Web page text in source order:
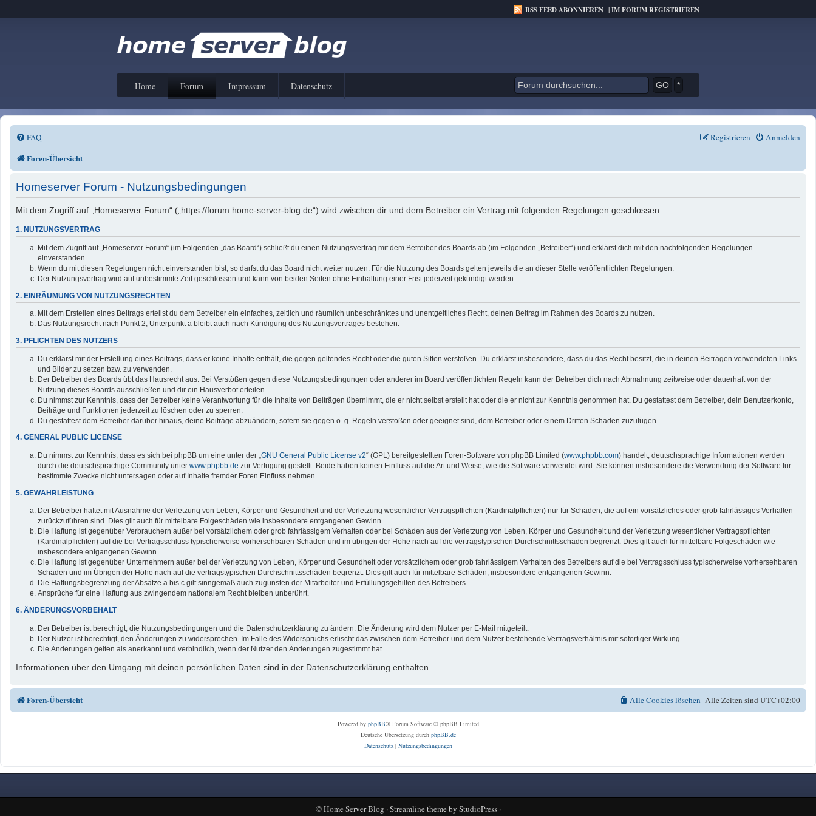
RSS FEED ABONNIEREN |IM FORUM REGISTRIEREN
Home Forum Impressum Datenschutz *
FAQ Anmelden
Registrieren
Foren-Übersicht
Homeserver Forum - Nutzungsbedingungen
Mit dem Zugriff auf „Homeserver Forum“ („https://forum.home-server-blog.de“) wird zwischen dir und dem Betreiber ein Vertrag mit folgenden Regelungen geschlossen:
1. NUTZUNGSVERTRAG
Mit dem Zugriff auf „Homeserver Forum“ (im Folgenden „das Board“) schließt du einen Nutzungsvertrag mit dem Betreiber des Boards ab (im Folgenden „Betreiber“) und erklärst dich mit den nachfolgenden Regelungen
einverstanden.
Wenn du mit diesen Regelungen nicht einverstanden bist, so darfst du das Board nicht weiter nutzen. Für die Nutzung des Boards gelten jeweils die an dieser Stelle veröffentlichten Regelungen.
Der Nutzungsvertrag wird auf unbestimmte Zeit geschlossen und kann von beiden Seiten ohne Einhaltung einer Frist jederzeit gekündigt werden.
2. EINRÄUMUNG VON NUTZUNGSRECHTEN
Mit dem Erstellen eines Beitrags erteilst du dem Betreiber ein einfaches, zeitlich und räumlich unbeschränktes und unentgeltliches Recht, deinen Beitrag im Rahmen des Boards zu nutzen.
Das Nutzungsrecht nach Punkt 2, Unterpunkt a bleibt auch nach Kündigung des Nutzungsvertrages bestehen.
3. PFLICHTEN DES NUTZERS
Du erklärst mit der Erstellung eines Beitrags, dass er keine Inhalte enthält, die gegen geltendes Recht oder die guten Sitten verstoßen. Du erklärst insbesondere, dass du das Recht besitzt, die in deinen Beiträgen verwendeten Links
und Bilder zu setzen bzw. zu verwenden.
Der Betreiber des Boards übt das Hausrecht aus. Bei Verstößen gegen diese Nutzungsbedingungen oder anderer im Board veröffentlichten Regeln kann der Betreiber dich nach Abmahnung zeitweise oder dauerhaft von der
Nutzung dieses Boards ausschließen und dir ein Hausverbot erteilen.
Du nimmst zur Kenntnis, dass der Betreiber keine Verantwortung für die Inhalte von Beiträgen übernimmt, die er nicht selbst erstellt hat oder die er nicht zur Kenntnis genommen hat. Du gestattest dem Betreiber, dein Benutzerkonto,
Beiträge und Funktionen jederzeit zu löschen oder zu sperren.
Du gestattest dem Betreiber darüber hinaus, deine Beiträge abzuändern, sofern sie gegen o. g. Regeln verstoßen oder geeignet sind, dem Betreiber oder einem Dritten Schaden zuzufügen.
4. GENERAL PUBLIC LICENSE
Du nimmst zur Kenntnis, dass es sich bei phpBB um eine unter der „GNU General Public License v2“ (GPL) bereitgestellten Foren-Software von phpBB Limited (www.phpbb.com) handelt; deutschsprachige Informationen werden
durch die deutschsprachige Community unter www.phpbb.de zur Verfügung gestellt. Beide haben keinen Einfluss auf die Art und Weise, wie die Software verwendet wird. Sie können insbesondere die Verwendung der Software für
bestimmte Zwecke nicht untersagen oder auf Inhalte fremder Foren Einfluss nehmen.
5. GEWÄHRLEISTUNG
Der Betreiber haftet mit Ausnahme der Verletzung von Leben, Körper und Gesundheit und der Verletzung wesentlicher Vertragspflichten (Kardinalpflichten) nur für Schäden, die auf ein vorsätzliches oder grob fahrlässiges Verhalten
zurückzuführen sind. Dies gilt auch für mittelbare Folgeschäden wie insbesondere entgangenen Gewinn.
Die Haftung ist gegenüber Verbrauchern außer bei vorsätzlichem oder grob fahrlässigem Verhalten oder bei Schäden aus der Verletzung von Leben, Körper und Gesundheit und der Verletzung wesentlicher Vertragspflichten
(Kardinalpflichten) auf die bei Vertragsschluss typischerweise vorhersehbaren Schäden und im übrigen der Höhe nach auf die vertragstypischen Durchschnittsschäden begrenzt. Dies gilt auch für mittelbare Folgeschäden wie
insbesondere entgangenen Gewinn.
Die Haftung ist gegenüber Unternehmern außer bei der Verletzung von Leben, Körper und Gesundheit oder vorsätzlichem oder grob fahrlässigem Verhalten des Betreibers auf die bei Vertragsschluss typischerweise vorhersehbaren
Schäden und im Übrigen der Höhe nach auf die vertragstypischen Durchschnittsschäden begrenzt. Dies gilt auch für mittelbare Schäden, insbesondere entgangenen Gewinn.
Die Haftungsbegrenzung der Absätze a bis c gilt sinngemäß auch zugunsten der Mitarbeiter und Erfüllungsgehilfen des Betreibers.
Ansprüche für eine Haftung aus zwingendem nationalem Recht bleiben unberührt.
6. ÄNDERUNGSVORBEHALT
Der Betreiber ist berechtigt, die Nutzungsbedingungen und die Datenschutzerklärung zu ändern. Die Änderung wird dem Nutzer per E-Mail mitgeteilt.
Der Nutzer ist berechtigt, den Änderungen zu widersprechen. Im Falle des Widerspruchs erlischt das zwischen dem Betreiber und dem Nutzer bestehende Vertragsverhältnis mit sofortiger Wirkung.
Die Änderungen gelten als anerkannt und verbindlich, wenn der Nutzer den Änderungen zugestimmt hat.
Informationen über den Umgang mit deinen persönlichen Daten sind in der Datenschutzerklärung enthalten.
Foren-Übersicht Alle Zeiten sindUTC+02:00
Alle Cookies löschen
Powered by phpBB® Forum Software © phpBB Limited
Deutsche Übersetzung durch phpBB.de
Datenschutz| Nutzungsbedingungen
©Home Server Blog ·Streamline themeby StudioPress·